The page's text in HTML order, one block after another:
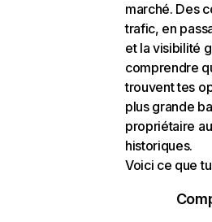
marché. Des
trafic, en
et la visibilité
comprendre
trouvent tes
plus grande
propriétaire
historiques.
Voici ce que